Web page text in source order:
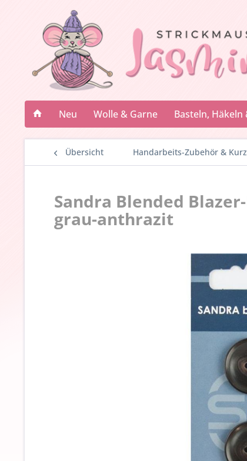
Neu Wolle & Garne Basteln, Häkeln
Übersicht Handarbeits-Zubehör &
Sandra Blended
grau-anthrazit